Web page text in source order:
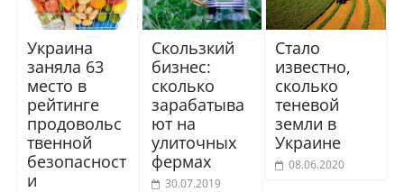
Украина
заняла 63
место в
рейтинге
продовольс
твенной
безопасност
и
Скользкий
бизнес:
сколько
зарабатыва
ют на
улиточных
фермах
30.07.2019
Стало
известно,
сколько
теневой
земли в
Украине
08.06.2020